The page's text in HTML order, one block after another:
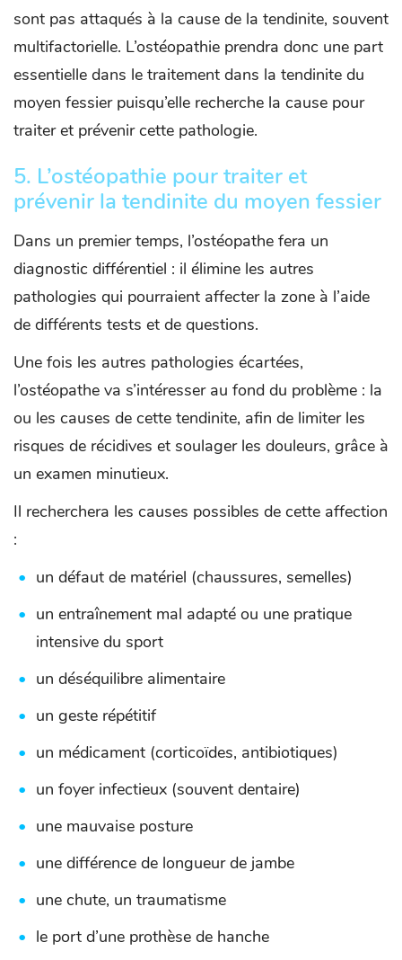
sont pas attaqués à la cause de la tendinite, souvent
multifactorielle. L’ostéopathie prendra donc une part
essentielle dans le traitement dans la tendinite du
moyen fessier puisqu’elle recherche la cause pour
traiter et prévenir cette pathologie.
5. L’ostéopathie pour traiter et
prévenir la tendinite du moyen fessier
Dans un premier temps, l’ostéopathe fera un
diagnostic différentiel : il élimine les autres
pathologies qui pourraient affecter la zone à l’aide
de différents tests et de questions.
Une fois les autres pathologies écartées,
l’ostéopathe va s’intéresser au fond du problème : la
ou les causes de cette tendinite, afin de limiter les
risques de récidives et soulager les douleurs, grâce à
un examen minutieux.
Il recherchera les causes possibles de cette affection
:
un défaut de matériel (chaussures, semelles)
un entraînement mal adapté ou une pratique
intensive du sport
un déséquilibre alimentaire
un geste répétitif
un médicament (corticoïdes, antibiotiques)
un foyer infectieux (souvent dentaire)
une mauvaise posture
une différence de longueur de jambe
une chute, un traumatisme
le port d’une prothèse de hanche